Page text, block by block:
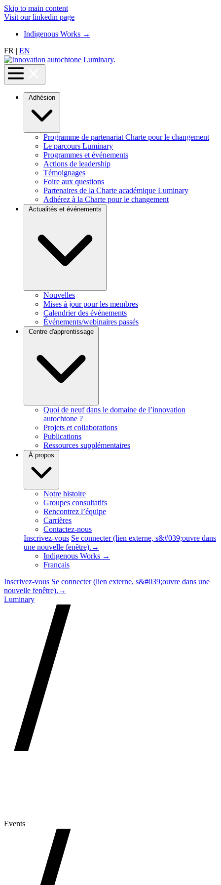
Skip to main content
Visit our linkedin page
Indigenous Works →
FR | EN
Adhésion
Programme de partenariat Charte pour le changement
Le parcours Luminary
Programmes et événements
Actions de leadership
Témoignages
Foire aux questions
Partenaires de la Charte académique Luminary
Adhérez à la Charte pour le changement
Actualités et événements
Nouvelles
Mises à jour pour les membres
Calendrier des événements
Événements/webinaires passés
Centre d'apprentissage
Quoi de neuf dans le domaine de l’innovation
autochtone ?
Projets et collaborations
Publications
Ressources supplémentaires
À propos
Notre histoire
Groupes consultatifs
Rencontrez l’équipe
Carrières
Contactez-nous
Inscrivez-vous Se connecter(lien externe, s&#039;ouvre dans
une nouvelle fenêtre). →
Indigenous Works →
Français
Inscrivez-vous Se connecter(lien externe, s&#039;ouvre dans une
nouvelle fenêtre). →
Luminary
Events